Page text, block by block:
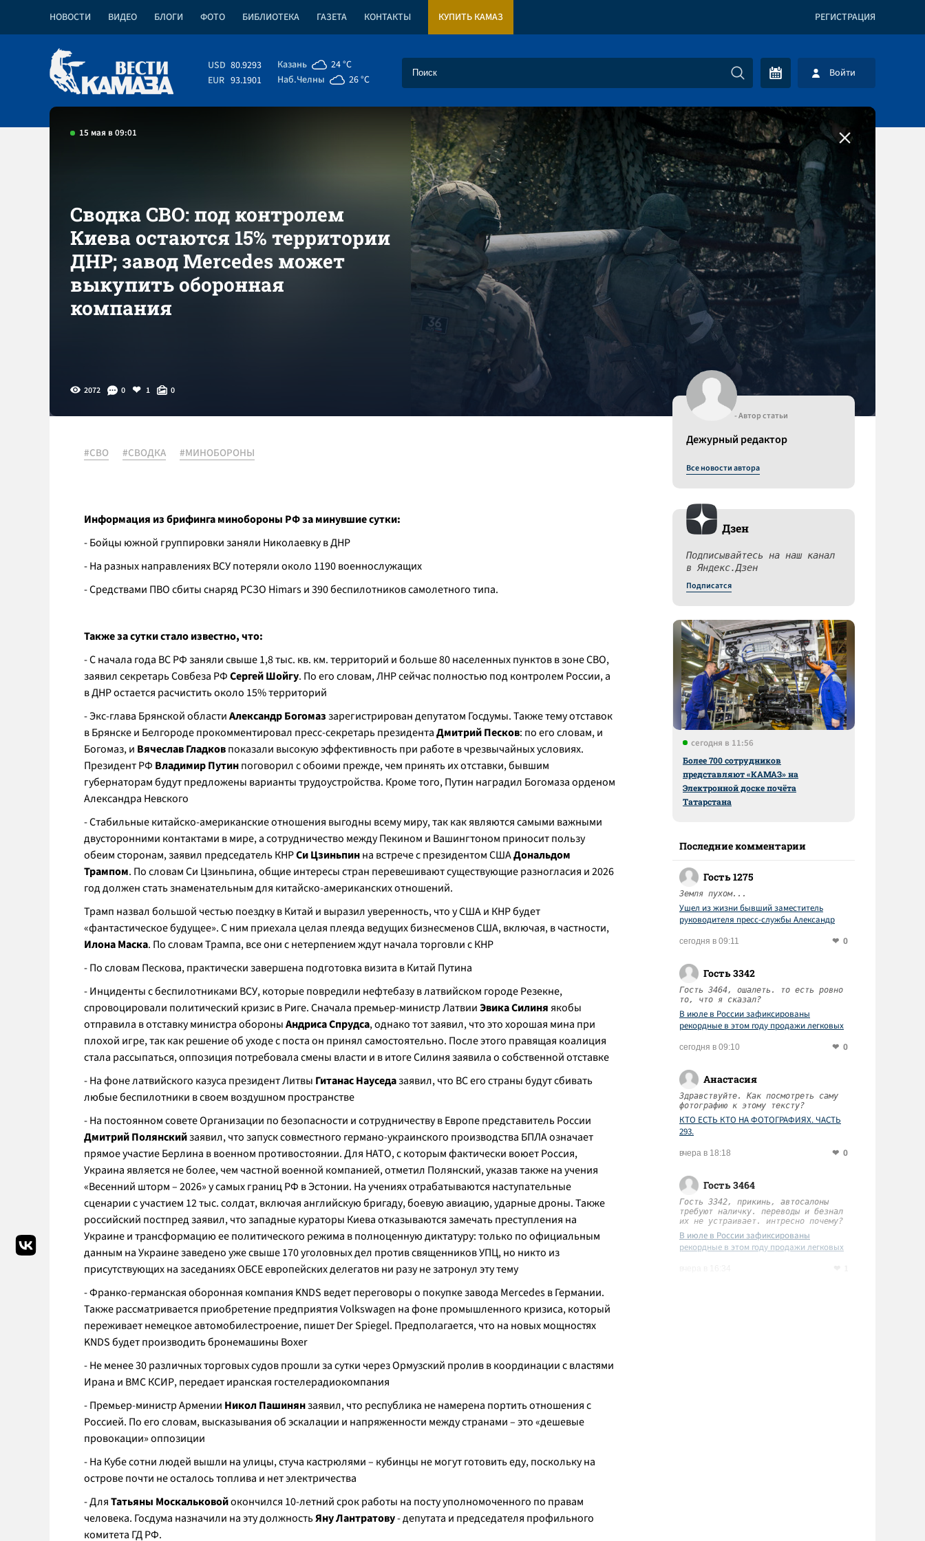
НОВОСТИ ВИДЕО БЛОГИ ФОТО БИБЛИОТЕКА ГАЗЕТА КОНТАКТЫ КУПИТЬ КАМАЗ РЕГИСТРАЦИЯ
USD 80.9293
EUR 93.1901
Казань
24 °C
Наб.Челны
26 °C Войти
15 мая в 09:01
Сводка СВО: под контролем
Киева остаются 15% территории
ДНР; завод Mercedes может
выкупить оборонная
компания
2072 0 1 0
#СВО #СВОДКА #МИНОБОРОНЫ
Информация из брифинга минобороны РФ за минувшие сутки:
- Бойцы южной группировки заняли Николаевку в ДНР
- На разных направлениях ВСУ потеряли около 1190 военнослужащих
- Средствами ПВО сбиты снаряд РСЗО Himars и 390 беспилотников самолетного типа.
Также за сутки стало известно, что:
- С начала года ВС РФ заняли свыше 1,8 тыс. кв. км. территорий и больше 80 населенных пунктов в зоне СВО,
заявил секретарь Совбеза РФСергей Шойгу. По его словам, ЛНР сейчас полностью под контролем России, а
в ДНР остается расчистить около 15% территорий
- Экс-глава Брянской областиАлександр Богомаззарегистрирован депутатом Госдумы. Также тему отставок
в Брянске и Белгороде прокомментировал пресс-секретарь президентаДмитрий Песков: по его словам, и
Богомаз, и Вячеслав Гладковпоказали высокую эффективность при работе в чрезвычайных условиях.
Президент РФ Владимир Путинпоговорил с обоими прежде, чем принять их отставки, бывшим
губернаторам будут предложены варианты трудоустройства. Кроме того, Путин наградил Богомаза орденом
Александра Невского
- Стабильные китайско-американские отношения выгодны всему миру, так как являются самыми важными
двусторонними контактами в мире, а сотрудничество между Пекином и Вашингтоном приносит пользу
обеим сторонам, заявил председатель КНРСи Цзиньпинна встрече с президентом СШАДональдом
Трампом. По словам Си Цзиньпина, общие интересы стран перевешивают существующие разногласия и 2026
год должен стать знаменательным для китайско-американских отношений.
Трамп назвал большой честью поездку в Китай и выразил уверенность, что у США и КНР будет
«фантастическое будущее». С ним приехала целая плеяда ведущих бизнесменов США, включая, в частности,
Илона Маска. По словам Трампа, все они с нетерпением ждут начала торговли с КНР
- По словам Пескова, практически завершена подготовка визита в Китай Путина
- Инциденты с беспилотниками ВСУ, которые повредили нефтебазу в латвийском городе Резекне,
спровоцировали политический кризис в Риге. Сначала премьер-министр ЛатвииЭвика Силиняякобы
отправила в отставку министра обороныАндриса Спрудса, однако тот заявил, что это хорошая мина при
плохой игре, так как решение об уходе с поста он принял самостоятельно. После этого правящая коалиция
стала рассыпаться, оппозиция потребовала смены власти и в итоге Силиня заявила о собственной отставке
- На фоне латвийского казуса президент Литвы Гитанас Науседазаявил, что ВС его страны будут сбивать
любые беспилотники в своем воздушном пространстве
- На постоянном совете Организации по безопасности и сотрудничеству в Европе представитель России
Дмитрий Полянскийзаявил, что запуск совместного германо-украинского производства БПЛА означает
прямое участие Берлина в военном противостоянии. Для НАТО, с которым фактически воюет Россия,
Украина является не более, чем частной военной компанией, отметил Полянский, указав также на учения
«Весенний шторм – 2026» у самых границ РФ в Эстонии. На учениях отрабатываются наступательные
сценарии с участием 12 тыс. солдат, включая английскую бригаду, боевую авиацию, ударные дроны. Также
российский постпред заявил, что западные кураторы Киева отказываются замечать преступления на
Украине и трансформацию ее политического режима в полноценную диктатуру: только по официальным
данным на Украине заведено уже свыше 170 уголовных дел против священников УПЦ, но никто из
присутствующих на заседаниях ОБСЕ европейских делегатов ни разу не затронул эту тему
- Франко-германская оборонная компания KNDS ведет переговоры о покупке завода Mercedes в Германии.
Также рассматривается приобретение предприятия Volkswagen на фоне промышленного кризиса, который
переживает немецкое автомобилестроение, пишет Der Spiegel. Предполагается, что на новых мощностях
KNDS будет производить бронемашины Boxer
- Не менее 30 различных торговых судов прошли за сутки через Ормузский пролив в координации с властями
Ирана и ВМС КСИР, передает иранская гостелерадиокомпания
- Премьер-министр Армении Никол Пашинянзаявил, что республика не намерена портить отношения с
Россией. По его словам, высказывания об эскалации и напряженности между странами – это «дешевые
провокации» оппозиции
- На Кубе сотни людей вышли на улицы, стуча кастрюлями – кубинцы не могут готовить еду, поскольку на
острове почти не осталось топлива и нет электричества
- ДляТатьяны Москальковойокончился 10-летний срок работы на посту уполномоченного по правам
человека. Госдума назначили на эту должностьЯну Лантратову- депутата и председателя профильного
комитета ГД РФ.
- Автор статьи
Дежурный редактор
Все новости автора
Дзен
Подписывайтесь на наш канал
в Яндекс.Дзен
Подписатся
сегодня в 11:56
Более 700 сотрудников
представляют «КАМАЗ» на
Электронной доске почёта
Татарстана
Последние комментарии
Гость 1275
Земля пухом...
Ушел из жизни бывший заместитель
руководителя пресс-службы Александр
сегодня в 09:11 0
Гость 3342
Гость 3464, ошалеть. то есть ровно
то, что я сказал?
В июле в России зафиксированы
рекордные в этом году продажи легковых
сегодня в 09:10 0
Анастасия
Здравствуйте. Как посмотреть саму
фотографию к этому тексту?
КТО ЕСТЬ КТО НА ФОТОГРАФИЯХ. ЧАСТЬ
293.
вчера в 18:18 0
Гость 3464
Гость 3342, прикинь, автосалоны
требуют наличку. переводы и безнал
их не устраивает. интресно почему?
В июле в России зафиксированы
рекордные в этом году продажи легковых